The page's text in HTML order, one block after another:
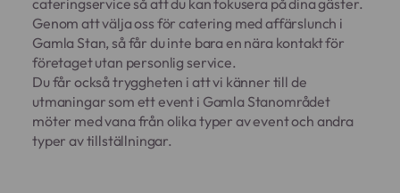
Genom att välja oss för catering med affärslunch i
Gamla Stan, så får du inte bara en nära kontakt för
företaget utan personlig service.
Du får också tryggheten i att vi känner till de
utmaningar som ett event i Gamla Stanområdet
möter med vana från olika typer av event och andra
typer av tillställningar.